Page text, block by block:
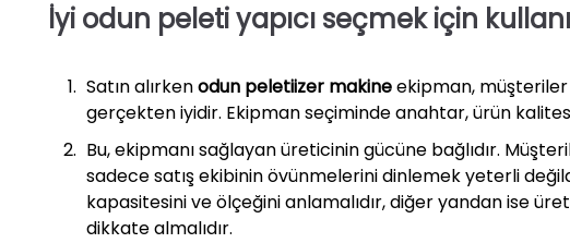
İyi odun peleti yapıcı seçmek için
Satın alırkenodun peletiizer makineekipman, müşteriler
gerçekten iyidir. Ekipman seçiminde anahtar, ürün
Bu, ekipmanı sağlayan üreticinin gücüne bağlıdır.
sadece satış ekibinin övünmelerini dinlemek yeterli
kapasitesini ve ölçeğini anlamalıdır, diğer yandan ise
dikkate almalıdır.